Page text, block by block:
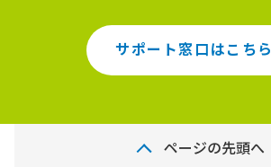
サポート窓口はこちら
ページの先頭へ